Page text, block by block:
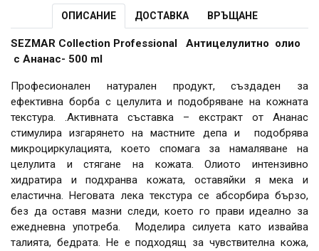
ОПИСАНИЕ ДОСТАВКА ВРЪЩАНЕ
SEZMAR Collection Professional Антицелулитно олио
с Ананас- 500 ml
Професионален натурален продукт, създаден за
ефективна борба с целулита и подобряване на кожната
текстура. .Активната съставка – екстракт от Ананас
стимулира изгарянето на мастните депа и подобрява
микроциркулацията, което спомага за намаляване на
целулита и стягане на кожата. Олиото интензивно
хидратира и подхранва кожата, оставяйки я мека и
еластична. Неговата лека текстура се абсорбира бързо,
без да оставя мазни следи, което го прави идеално за
ежедневна употреба. Моделира силуета като извайва
талията, бедрата. Не е подходящ за чувствителна кожа,